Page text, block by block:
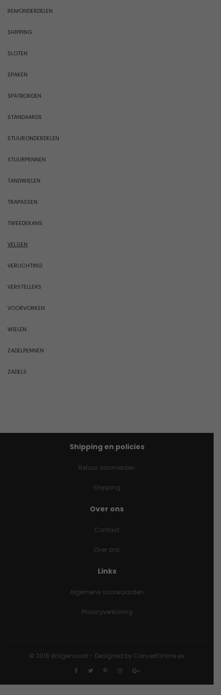
REMONDERDELEN
SHIPPING
SLOTEN
SPAKEN
SPATBORDEN
STANDAARDS
STUURONDERDELEN
STUURPENNEN
TANDWIELEN
TRAPASSEN
TWEEDEKANS
VELGEN
VERLICHTING
VERSTELLERS
VOORVORKEN
WIELEN
ZADELPENNEN
ZADELS
Shipping en policies
Retour aanmelden
Shipping
Over ons
Contact
Over ons
Links
Algemene Voorwaarden
Privacyverklaring
© 2018 Wagenvoort - Designed by ConvertOnline.ee